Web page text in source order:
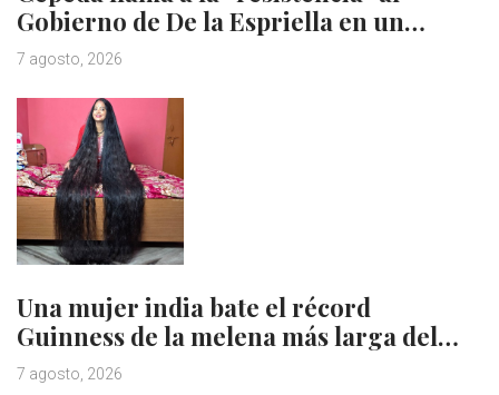
Gobierno de De la Espriella en un…
7 agosto, 2026
Una mujer india bate el récord
Guinness de la melena más larga del…
7 agosto, 2026